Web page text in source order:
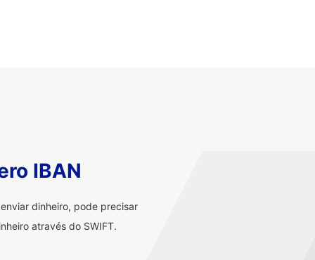
IBAN
dinheiro, pode precisar
através do SWIFT.